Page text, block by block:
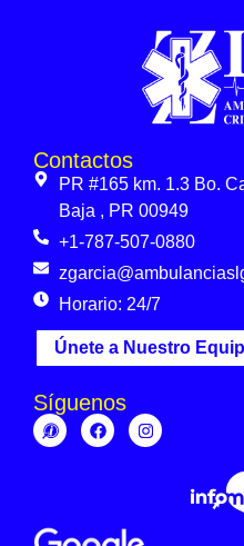
Contactos
PR #165 km. 1.3 Bo.
Baja , PR 00949
+1-787-507-0880
Horario: 24/7
Únete a Nuestro
Síguenos